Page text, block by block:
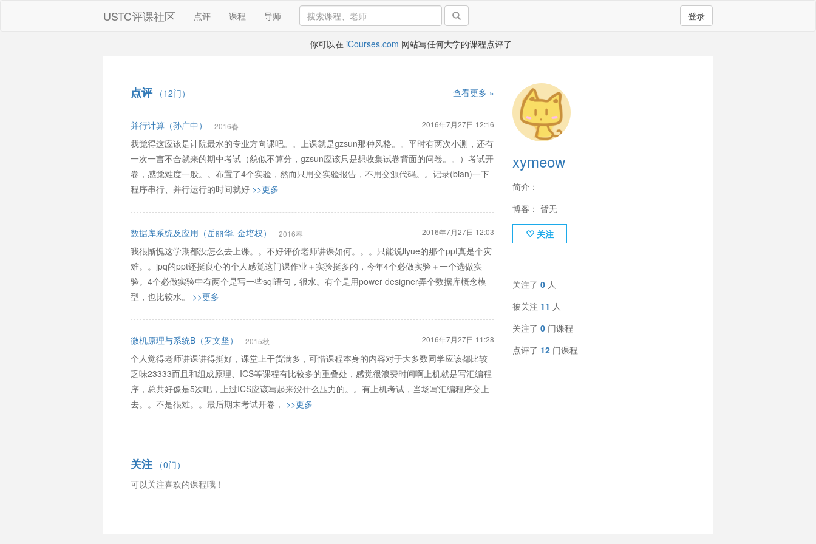
USTC评课社区 点评 课程 导师 登录
你可以在 iCourses.com 网站写任何大学的课程点评了
点评（12门） 查看更多 »
并行计算（孙广中） 2016春 2016年7月27日 12:16
我觉得这应该是计院最水的专业方向课吧。。上课就是gzsun那种风格。。平时有两次小测，还有
一次一言不合就来的期中考试（貌似不算分，gzsun应该只是想收集试卷背面的问卷。。）考试开
卷，感觉难度一般。。布置了4个实验，然而只用交实验报告，不用交源代码。。记录(bian)一下
程序串行、并行运行的时间就好 >>更多
数据库系统及应用（岳丽华, 金培权） 2016春 2016年7月27日 12:03
我很惭愧这学期都没怎么去上课。。不好评价老师讲课如何。。。只能说llyue的那个ppt真是个灾
难。。jpq的ppt还挺良心的个人感觉这门课作业＋实验挺多的，今年4个必做实验＋一个选做实
验。4个必做实验中有两个是写一些sql语句，很水。有个是用power designer弄个数据库概念模
型，也比较水。 >>更多
微机原理与系统B（罗文坚） 2015秋 2016年7月27日 11:28
个人觉得老师讲课讲得挺好，课堂上干货满多，可惜课程本身的内容对于大多数同学应该都比较
乏味23333而且和组成原理、ICS等课程有比较多的重叠处，感觉很浪费时间啊上机就是写汇编程
序，总共好像是5次吧，上过ICS应该写起来没什么压力的。。有上机考试，当场写汇编程序交上
去。。不是很难。。最后期末考试开卷， >>更多
关注（0门）
可以关注喜欢的课程哦！
xymeow
简介：
博客： 暂无
关注
关注了0 人
被关注 11 人
关注了0 门课程
点评了 12 门课程